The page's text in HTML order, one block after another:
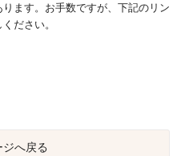
ます。お手数ですが、下記のリン
ださい。
ジへ戻る